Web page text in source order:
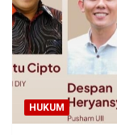
HUKUM